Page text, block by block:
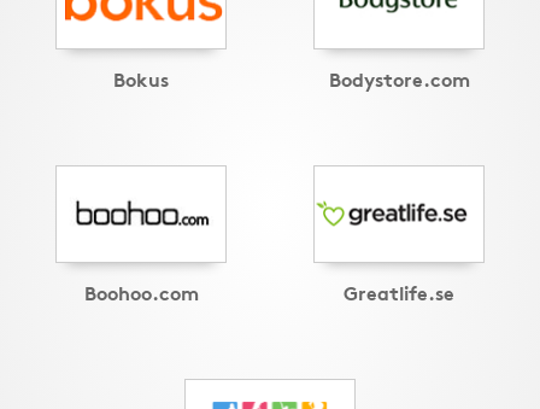
Bokus Bodystore.com
Boohoo.com Greatlife.se